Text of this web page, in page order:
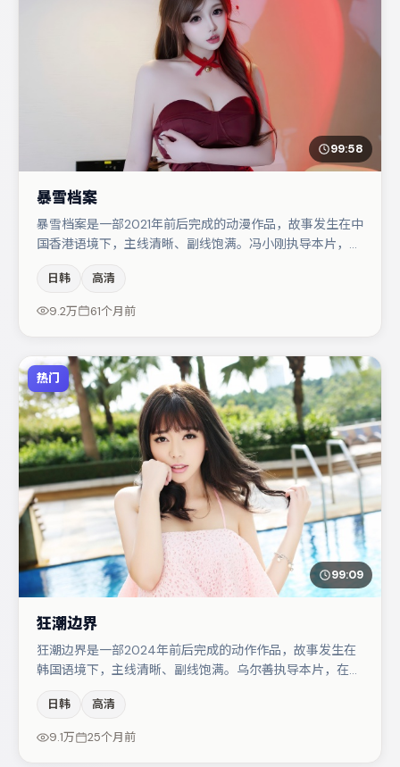
99:58
暴雪档案
暴雪档案是一部2021年前后完成的动漫作品，故事发生在中
国香港语境下，主线清晰、副线饱满。冯小刚执导本片，在
当。小松菜奈在片中承担叙事驱动，易烊千玺、王千源分别
提供反差与喜剧/悬疑调剂（视场次而定）。整体完成度较
日韩 高清
9.2万 61个月前
热门
99:09
狂潮边界
狂潮边界是一部2024年前后完成的动作作品，故事发生在
韩国语境下，主线清晰、副线饱满。乌尔善执导本片，在场
主演阵容包括易烊千玺、孔刘、张子枫等，角色动机前后呼
应，适合喜欢抠台词与伏笔的观众。若你偏爱强类型与清晰
主线，这部作品值得关注。
日韩 高清
9.1万 25个月前